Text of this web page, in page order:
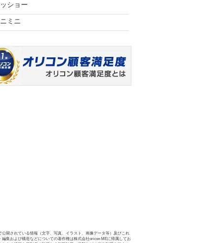
ショー
ミニ
公開されている情報（文字、写真、イラスト、画像データ等）及びこれ
編集および構造などについての著作権は株式会社oricon MEに帰属してお